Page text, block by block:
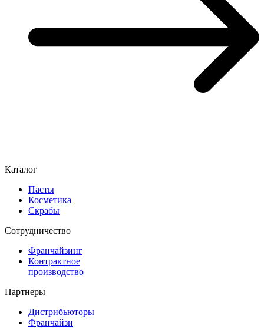
Каталог
Пасты
Косметика
Скрабы
Cотрудничество
Франчайзинг
Контрактное
производство
Партнеры
Дистрибьюторы
Франчайзи